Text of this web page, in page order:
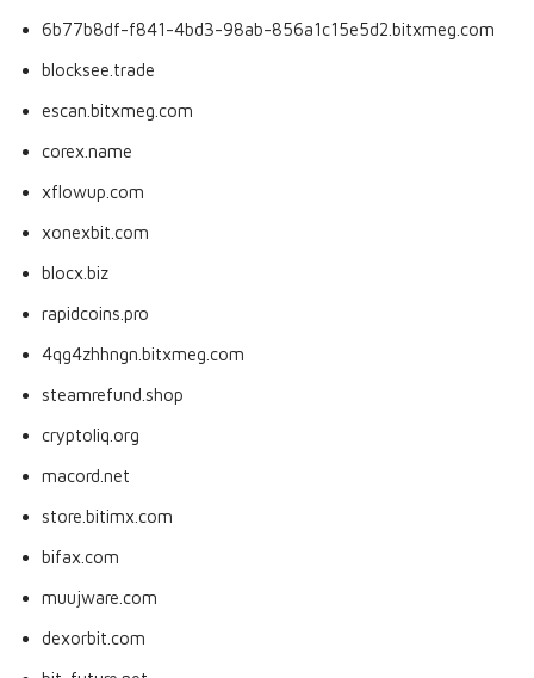
6b77b8df-f841-4bd3-98ab-856a1c15e5d2.bitxmeg.com
blocksee.trade
escan.bitxmeg.com
corex.name
xflowup.com
xonexbit.com
blocx.biz
rapidcoins.pro
4qg4zhhngn.bitxmeg.com
steamrefund.shop
cryptoliq.org
macord.net
store.bitimx.com
bifax.com
muujware.com
dexorbit.com